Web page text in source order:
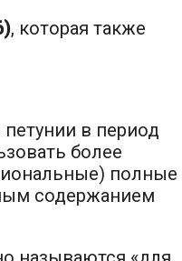
, которая также
в период
более
полные
содержанием